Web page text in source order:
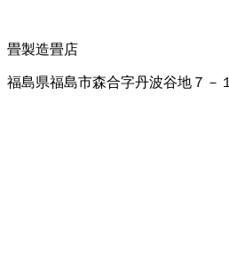
畳製造畳店
福島県福島市森合字丹波谷地７－１